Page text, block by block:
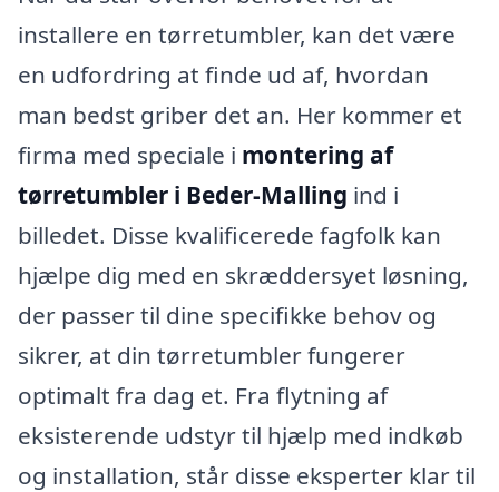
installere en tørretumbler, kan det være
en udfordring at finde ud af, hvordan
man bedst griber det an. Her kommer et
firma med speciale i montering af
tørretumbler i Beder-Malling ind i
billedet. Disse kvalificerede fagfolk kan
hjælpe dig med en skræddersyet løsning,
der passer til dine specifikke behov og
sikrer, at din tørretumbler fungerer
optimalt fra dag et. Fra flytning af
eksisterende udstyr til hjælp med indkøb
og installation, står disse eksperter klar til